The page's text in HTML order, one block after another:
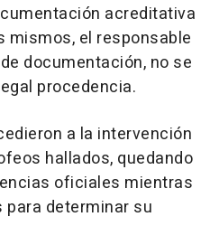
acreditativa
mismos, el responsable
documentación, no se
procedencia.
a la intervención
hallados, quedando
oficiales mientras
determinar su